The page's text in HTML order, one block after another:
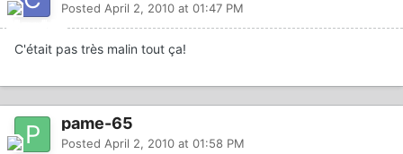
Posted April 2, 2010 at 01:47 PM
C'était pas très malin tout ça!
pame-65
Posted April 2, 2010 at 01:58 PM